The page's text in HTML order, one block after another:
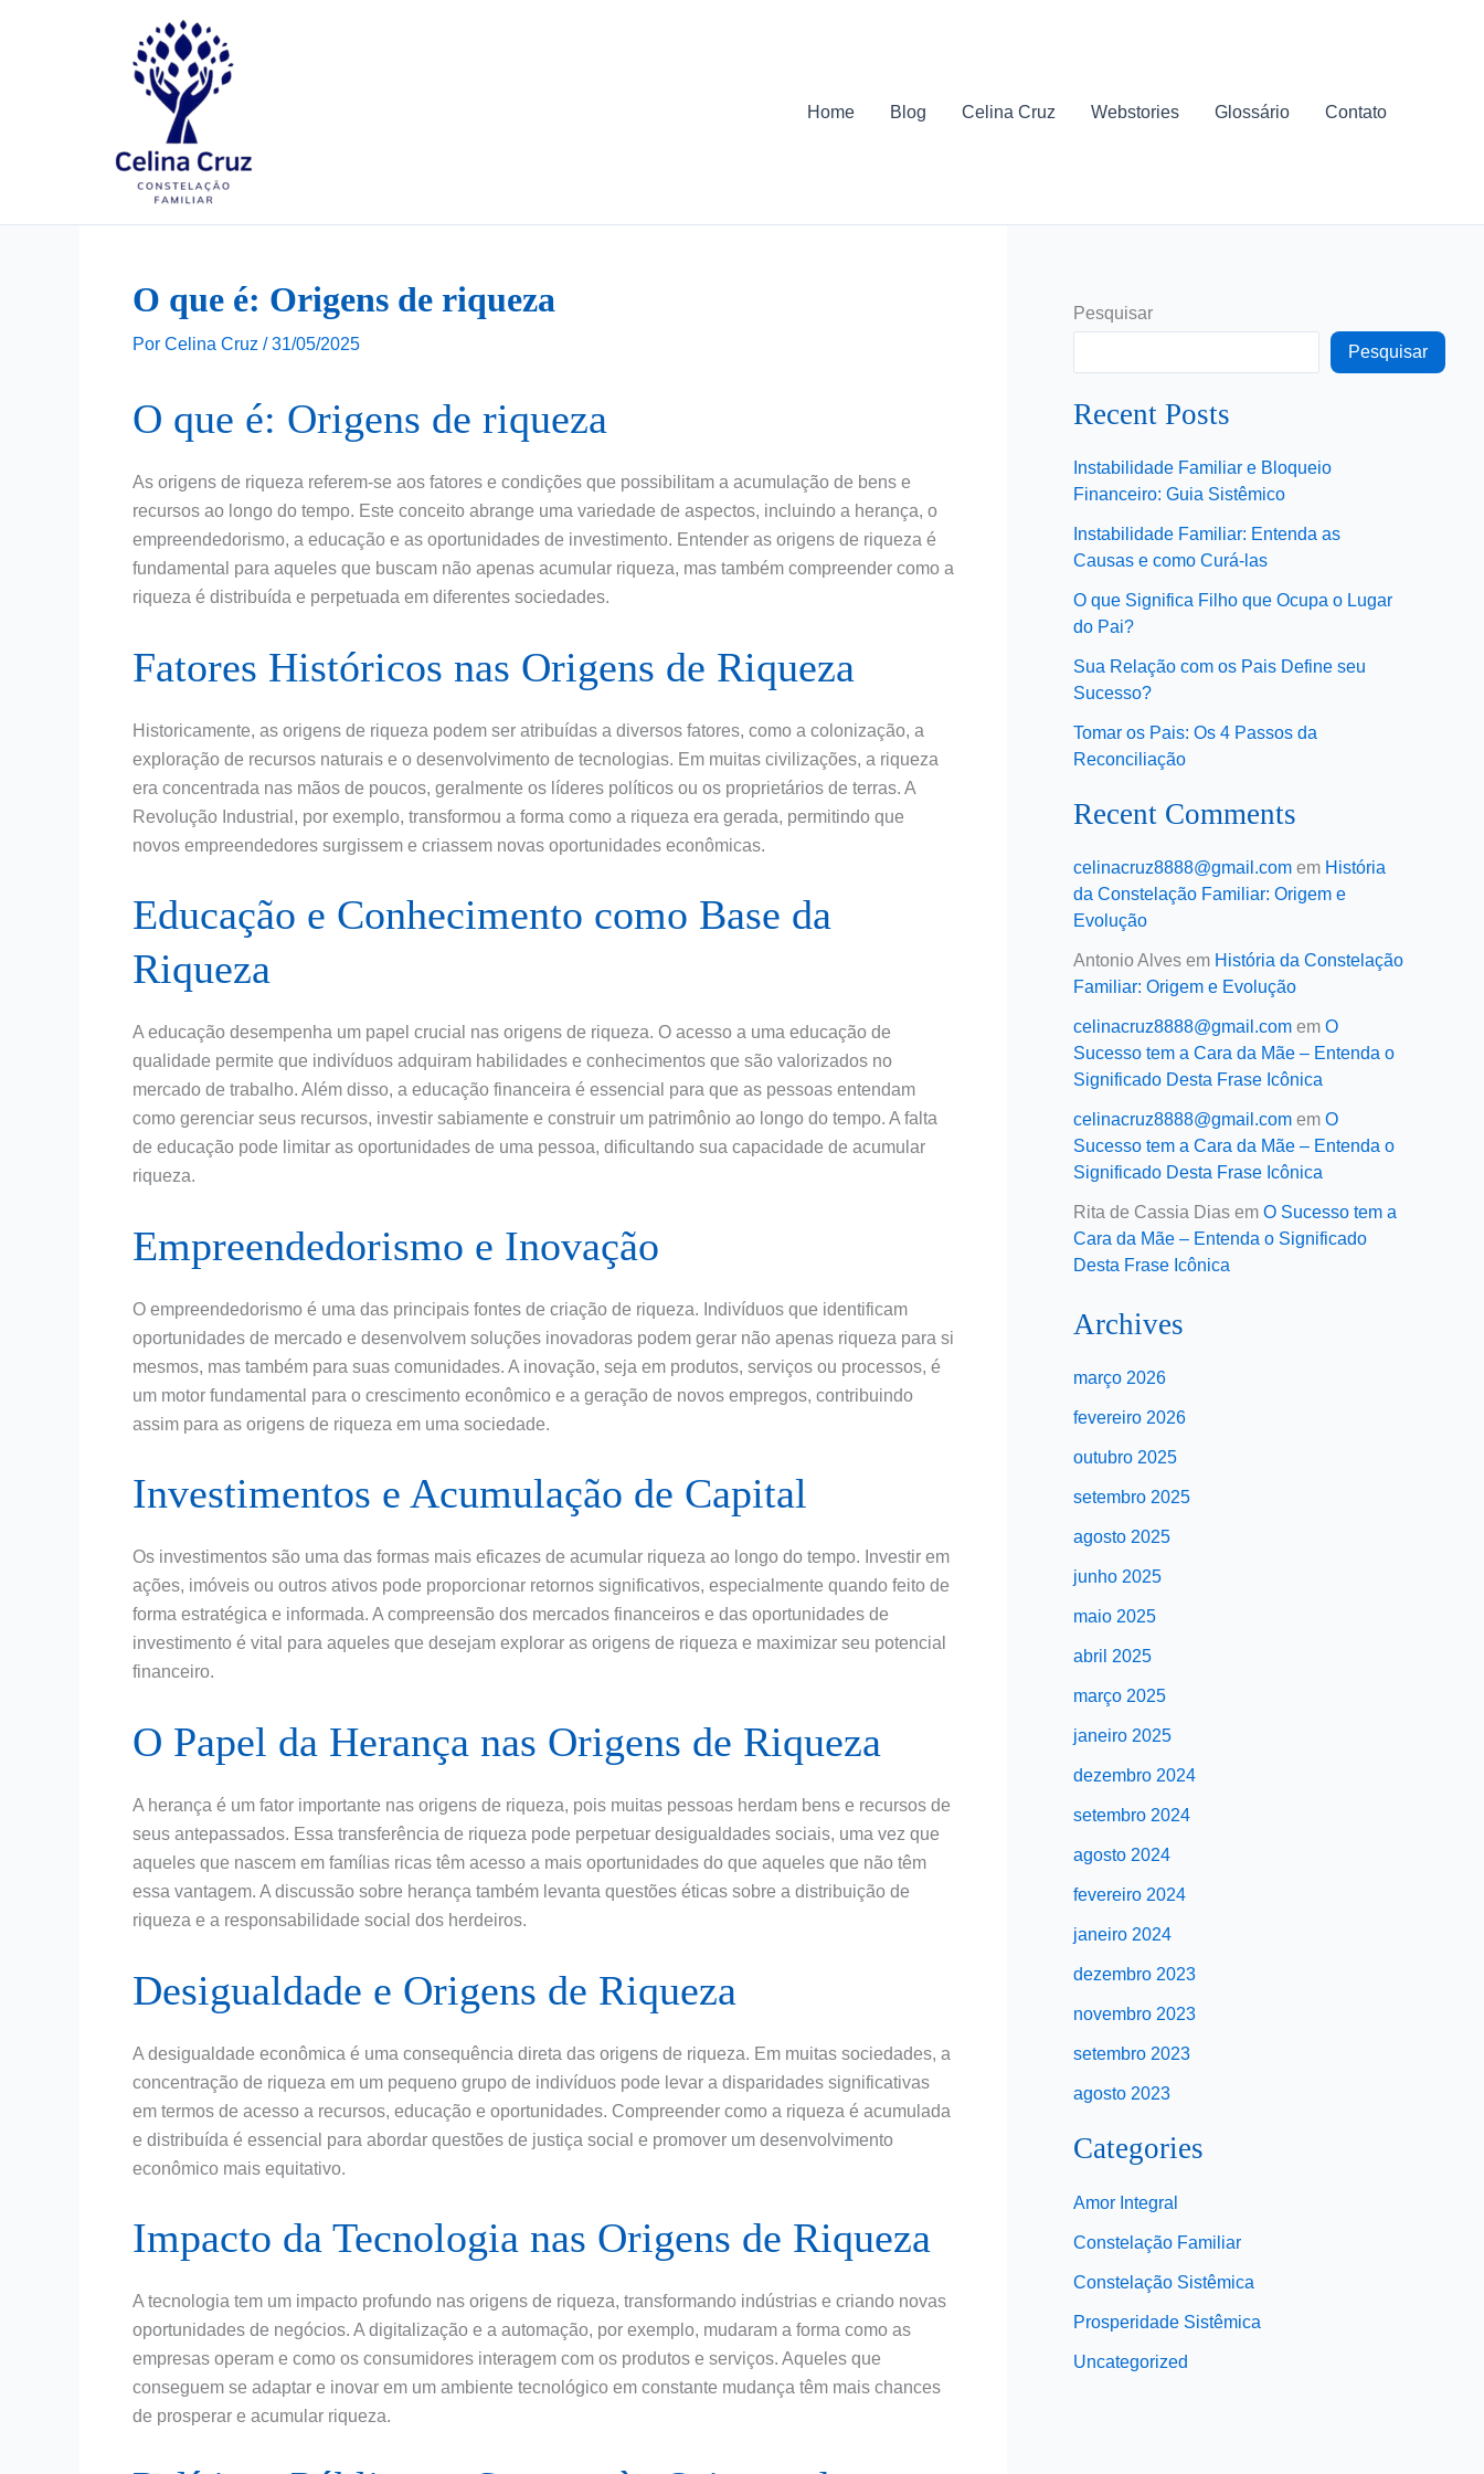
Home Blog Celina Cruz Webstories Glossário Contato
O que é: Origens de riqueza
Por Celina Cruz /31/05/2025
O que é: Origens de riqueza
As origens de riqueza referem-se aos fatores e condições que possibilitam a acumulação de bens e
recursos ao longo do tempo. Este conceito abrange uma variedade de aspectos, incluindo a herança, o
empreendedorismo, a educação e as oportunidades de investimento. Entender as origens de riqueza é
fundamental para aqueles que buscam não apenas acumular riqueza, mas também compreender como a
riqueza é distribuída e perpetuada em diferentes sociedades.
Fatores Históricos nas Origens de Riqueza
Historicamente, as origens de riqueza podem ser atribuídas a diversos fatores, como a colonização, a
exploração de recursos naturais e o desenvolvimento de tecnologias. Em muitas civilizações, a riqueza
era concentrada nas mãos de poucos, geralmente os líderes políticos ou os proprietários de terras. A
Revolução Industrial, por exemplo, transformou a forma como a riqueza era gerada, permitindo que
novos empreendedores surgissem e criassem novas oportunidades econômicas.
Educação e Conhecimento como Base da
Riqueza
A educação desempenha um papel crucial nas origens de riqueza. O acesso a uma educação de
qualidade permite que indivíduos adquiram habilidades e conhecimentos que são valorizados no
mercado de trabalho. Além disso, a educação financeira é essencial para que as pessoas entendam
como gerenciar seus recursos, investir sabiamente e construir um patrimônio ao longo do tempo. A falta
de educação pode limitar as oportunidades de uma pessoa, dificultando sua capacidade de acumular
riqueza.
Empreendedorismo e Inovação
O empreendedorismo é uma das principais fontes de criação de riqueza. Indivíduos que identificam
oportunidades de mercado e desenvolvem soluções inovadoras podem gerar não apenas riqueza para si
mesmos, mas também para suas comunidades. A inovação, seja em produtos, serviços ou processos, é
um motor fundamental para o crescimento econômico e a geração de novos empregos, contribuindo
assim para as origens de riqueza em uma sociedade.
Investimentos e Acumulação de Capital
Os investimentos são uma das formas mais eficazes de acumular riqueza ao longo do tempo. Investir em
ações, imóveis ou outros ativos pode proporcionar retornos significativos, especialmente quando feito de
forma estratégica e informada. A compreensão dos mercados financeiros e das oportunidades de
investimento é vital para aqueles que desejam explorar as origens de riqueza e maximizar seu potencial
financeiro.
O Papel da Herança nas Origens de Riqueza
A herança é um fator importante nas origens de riqueza, pois muitas pessoas herdam bens e recursos de
seus antepassados. Essa transferência de riqueza pode perpetuar desigualdades sociais, uma vez que
aqueles que nascem em famílias ricas têm acesso a mais oportunidades do que aqueles que não têm
essa vantagem. A discussão sobre herança também levanta questões éticas sobre a distribuição de
riqueza e a responsabilidade social dos herdeiros.
Desigualdade e Origens de Riqueza
A desigualdade econômica é uma consequência direta das origens de riqueza. Em muitas sociedades, a
concentração de riqueza em um pequeno grupo de indivíduos pode levar a disparidades significativas
em termos de acesso a recursos, educação e oportunidades. Compreender como a riqueza é acumulada
e distribuída é essencial para abordar questões de justiça social e promover um desenvolvimento
econômico mais equitativo.
Impacto da Tecnologia nas Origens de Riqueza
A tecnologia tem um impacto profundo nas origens de riqueza, transformando indústrias e criando novas
oportunidades de negócios. A digitalização e a automação, por exemplo, mudaram a forma como as
empresas operam e como os consumidores interagem com os produtos e serviços. Aqueles que
conseguem se adaptar e inovar em um ambiente tecnológico em constante mudança têm mais chances
de prosperar e acumular riqueza.
Pesquisar
Pesquisar
Recent Posts
Instabilidade Familiar e Bloqueio
Financeiro: Guia Sistêmico
Instabilidade Familiar: Entenda as
Causas e como Curá-las
O que Significa Filho que Ocupa o Lugar
do Pai?
Sua Relação com os Pais Define seu
Sucesso?
Tomar os Pais: Os 4 Passos da
Reconciliação
Recent Comments
celinacruz8888@gmail.com em História
da Constelação Familiar: Origem e
Evolução
Antonio Alves em História da Constelação
Familiar: Origem e Evolução
celinacruz8888@gmail.com em O
Sucesso tem a Cara da Mãe – Entenda o
Significado Desta Frase Icônica
celinacruz8888@gmail.com em O
Sucesso tem a Cara da Mãe – Entenda o
Significado Desta Frase Icônica
Rita de Cassia Dias em O Sucesso tem a
Cara da Mãe – Entenda o Significado
Desta Frase Icônica
Archives
março 2026
fevereiro 2026
outubro 2025
setembro 2025
agosto 2025
junho 2025
maio 2025
abril 2025
março 2025
janeiro 2025
dezembro 2024
setembro 2024
agosto 2024
fevereiro 2024
janeiro 2024
dezembro 2023
novembro 2023
setembro 2023
agosto 2023
Categories
Amor Integral
Constelação Familiar
Constelação Sistêmica
Prosperidade Sistêmica
Uncategorized